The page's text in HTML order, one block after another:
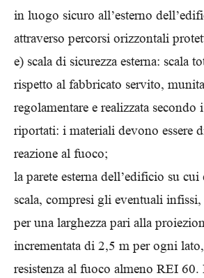
in luogo sicuro all’esterno
attraverso percorsi orizzontali
e) scala di sicurezza esterna: scala
rispetto al fabbricato servito,
regolamentare e realizzata secondo
riportati: i materiali devono essere
reazione al fuoco;
la parete esterna dell’edificio su cui
scala, compresi gli eventuali infissi,
per una larghezza pari alla
incrementata di 2,5 m per ogni
resistenza al fuoco almeno REI 60.